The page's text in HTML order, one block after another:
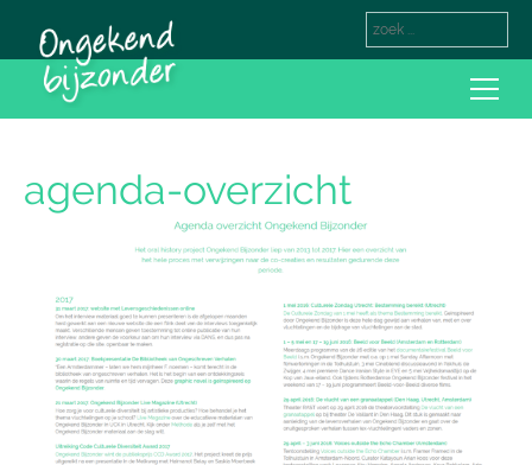
agenda-overzicht